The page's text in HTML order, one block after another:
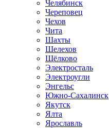
Челябинск
Череповец
Чехов
Чита
Шахты
Шелехов
Щёлково
Электросталь
Электроугли
Энгельс
Южно-Сахалинск
Якутск
Ялта
Ярославль